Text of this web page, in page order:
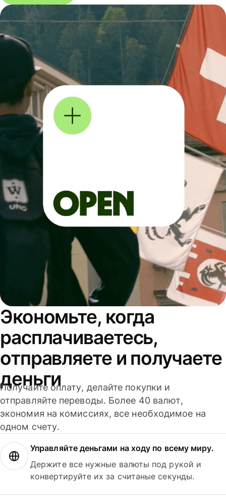
Экономьте, когда
расплачиваетесь,
отправляете и получаете
деньги
Получайте оплату, делайте покупки и
отправляйте переводы. Более 40 валют,
экономия на комиссиях, все необходимое на
одном счету.
Управляйте деньгами на ходу по всему миру.
Держите все нужные валюты под рукой и
конвертируйте их за считаные секунды.